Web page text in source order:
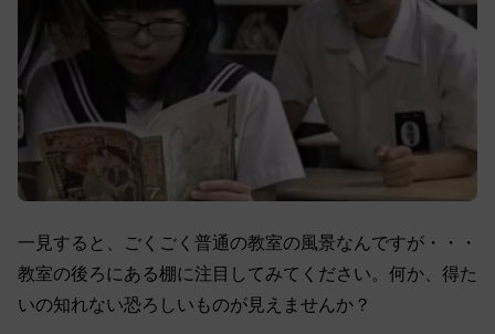
一見すると、ごくごく普通の教室の風景なんですが・・・
教室の後ろにある棚に注目してみてください。何か、得た
いの知れない恐ろしいものが見えませんか？